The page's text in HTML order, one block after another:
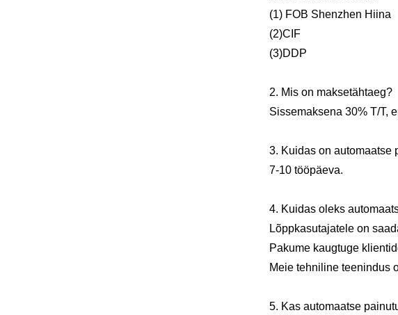
(1) FOB Shenzhen Hiina
(2)CIF
(3)DDP
2. Mis on maksetähtaeg?
Sissemaksena 30% T/T,
3. Kuidas on automaatse
7-10 tööpäeva.
4. Kuidas oleks
Lõppkasutajatele on
Pakume kaugtuge
Meie tehniline teenindus
5. Kas automaatse